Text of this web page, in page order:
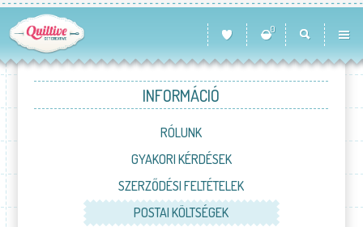
0
INFORMÁCIÓ
RÓLUNK
GYAKORI KÉRDÉSEK
SZERZŐDÉSI FELTÉTELEK
POSTAI KÖLTSÉGEK